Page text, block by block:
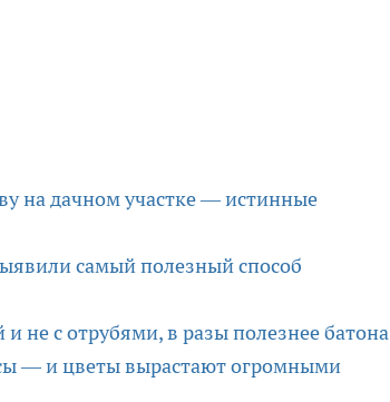
на дачном участке — истинные
самый полезный способ
не с отрубями, в разы полезнее батона
— и цветы вырастают огромными